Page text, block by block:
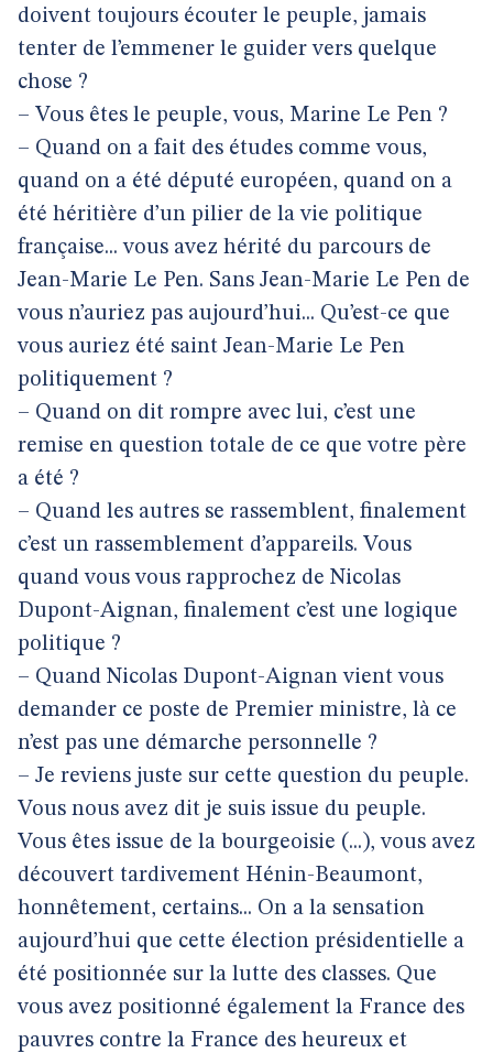
doivent toujours écouter le peuple, jamais
tenter de l’emmener le guider vers quelque
chose ?
– Vous êtes le peuple, vous, Marine Le Pen ?
– Quand on a fait des études comme vous,
quand on a été député européen, quand on a
été héritière d’un pilier de la vie politique
française... vous avez hérité du parcours de
Jean-Marie Le Pen. Sans Jean-Marie Le Pen de
vous n’auriez pas aujourd’hui... Qu’est-ce que
vous auriez été saint Jean-Marie Le Pen
politiquement ?
– Quand on dit rompre avec lui, c’est une
remise en question totale de ce que votre père
a été ?
– Quand les autres se rassemblent, finalement
c’est un rassemblement d’appareils. Vous
quand vous vous rapprochez de Nicolas
Dupont-Aignan, finalement c’est une logique
politique ?
– Quand Nicolas Dupont-Aignan vient vous
demander ce poste de Premier ministre, là ce
n’est pas une démarche personnelle ?
– Je reviens juste sur cette question du peuple.
Vous nous avez dit je suis issue du peuple.
Vous êtes issue de la bourgeoisie (...), vous avez
découvert tardivement Hénin-Beaumont,
honnêtement, certains... On a la sensation
aujourd’hui que cette élection présidentielle a
été positionnée sur la lutte des classes. Que
vous avez positionné également la France des
pauvres contre la France des heureux et